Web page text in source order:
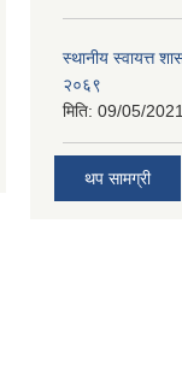
स्थानीय स्वायत्त
२०६९
मिति: 09/05/
थप सामग्री